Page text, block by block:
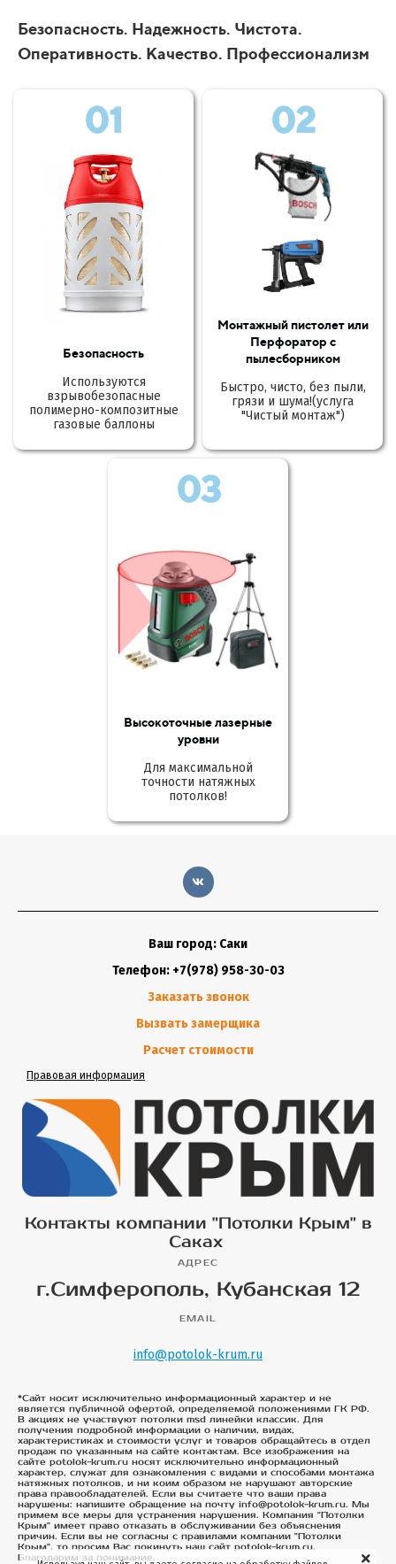
Безопасность. Надежность. Чистота.
Оперативность. Качество. Профессионализм
01
Безопасность
Используются
взрывобезопасные
полимерно-композитные
газовые баллоны
02
Монтажный пистолет или
Перфоратор с
пылесборником
Быстро, чисто, без пыли,
грязи и шума!(услуга
"Чистый монтаж")
03
Высокоточные лазерные
уровни
Для максимальной
точности натяжных
потолков!
Ваш город: Саки
Телефон: +7(978) 958-30-03
Заказать звонок
Вызвать замерщика
Расчет стоимости
Правовая информация
Контакты компании "Потолки Крым" в
Саках
АДРЕС
г.Симферополь, Кубанская 12
EMAIL
info@potolok-krum.ru
*Сайт носит исключительно информационный характер и не
является публичной офертой, определяемой положениями ГК РФ.
В акциях не участвуют потолки msd линейки классик. Для
получения подробной информации о наличии, видах,
характеристиках и стоимости услуг и товаров обращайтесь в отдел
продаж по указанным на сайте контактам. Все изображения на
сайте potolok-krum.ru носят исключительно информационный
характер, служат для ознакомления с видами и способами монтажа
натяжных потолков, и ни коим образом не нарушают авторские
права правообладателей. Если вы считаете что ваши права
нарушены: напишите обращение на почту info@potolok-krum.ru. Мы
примем все меры для устранения нарушения. Компания "Потолки
Крым" имеет право отказать в обслуживании без объяснения
причин. Если вы не согласны с правилами компании "Потолки
Крым", то просим Вас покинуть наш сайт potolok-krum.ru.
Благодарим за понимание.